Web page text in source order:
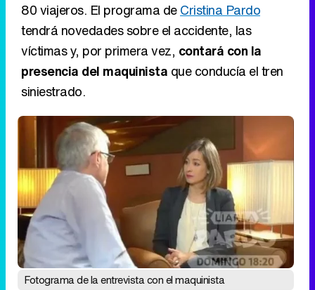
80 viajeros. El programa deCristina Pardo
tendrá novedades sobre el accidente, las
víctimas y, por primera vez, contará con la
presencia del maquinista que conducía el tren
siniestrado.
Fotograma de la entrevista con el maquinista